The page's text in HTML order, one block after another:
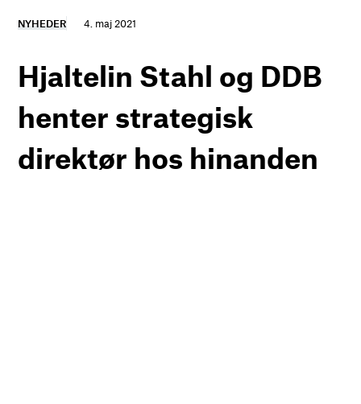
NYHEDER 4. maj 2021
Hjaltelin Stahl og DDB
henter strategisk
direktør hos hinanden